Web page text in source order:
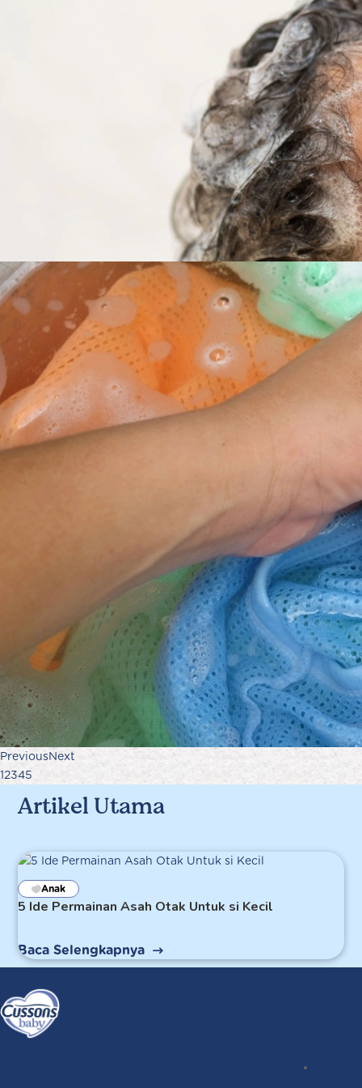
PreviousNext
12345
Artikel Utama
5 Ide Permainan Asah Otak Untuk si Kecil
Anak
Baca Selengkapnya